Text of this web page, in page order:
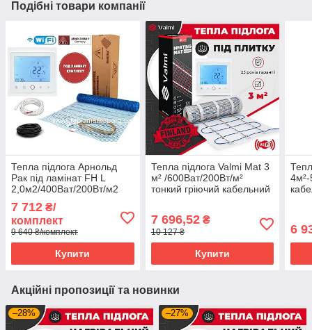
Подібні товари компанії
Тепла підлога Арнольд
Рак під ламінат FH L
2,0м2/400Ват/200Вт/м2
терморегулятором TWE02
Wi-Fi
7 712 ₴/
комплект
9 640 ₴/комплект
Купити
Тепла підлога Valmi Mat 3
м² /600Ват/200Вт/м²
тонкий гріючий кабельний
7 696,52₴
10 127 ₴
Купити
6
Акційні пропозиції та новинки
–28% –27%